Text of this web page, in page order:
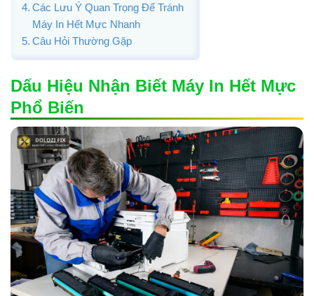
Các Lưu Ý Quan Trọng Để Tránh
Máy In Hết Mực Nhanh
Câu Hỏi Thường Gặp
Dấu Hiệu Nhận Biết Máy In Hết Mực
Phổ Biến